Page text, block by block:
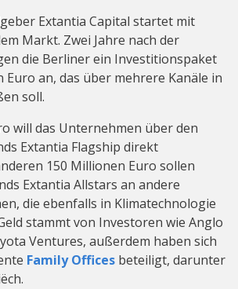
Extantia Capital startet mit
Markt. Zwei Jahre nach der
die Berliner ein Investitionspaket
Euro an, das über mehrere Kanäle in
soll.
will das Unternehmen über den
Extantia Flagship direkt
150 Millionen Euro sollen
Extantia Allstars an andere
die ebenfalls in Klimatechnologie
stammt von Investoren wie Anglo
Ventures, außerdem haben sich
Family Offices beteiligt, darunter